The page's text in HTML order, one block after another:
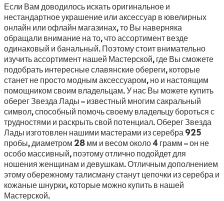
Если Вам доводилось искать оригинальное и
нестандартное украшение или аксессуар в ювелирных
онлайн или офлайн магазинах, то Вы наверняка
обращали внимание на то, что ассортимент везде
одинаковый и банальный. Поэтому стоит внимательно
изучить ассортимент нашей Мастерской, где Вы сможете
подобрать интересные славянские обереги, которые
станет не просто модным аксессуаром, но и настоящим
помощником своим владельцам. У нас Вы можете купить
оберег Звезда Лады – известный многим сакральный
символ, способный помочь своему владельцу бороться с
трудностями и раскрыть свой потенциал. Оберег Звезда
Лады изготовлен нашими мастерами из серебра 925
пробы, диаметром 28 мм и весом около 4 грамм – он не
особо массивный, поэтому отлично подойдет для
ношения женщинам и девушкам. Отличным дополнением
этому обережному талисману станут цепочки из серебра и
кожаные шнурки, которые можно купить в нашей
Мастерской.